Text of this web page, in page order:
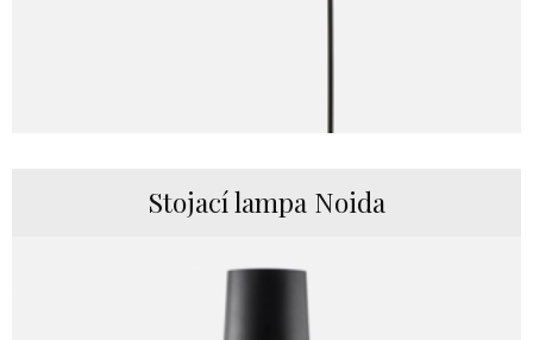
Stojací lampa Noida